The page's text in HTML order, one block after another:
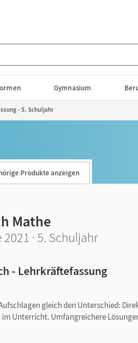
Gymnasium
- 5. Schuljahr
Produkte anzeigen
Mathe
· 5. Schuljahr
- Lehrkräftefassung
gleich den Unterschied:
Unterricht. Umfangreichere